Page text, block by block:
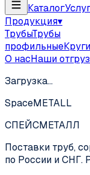
Каталог
Продукция▾
ТрубыТрубы
профильныеКруги
О насНаши
Загрузка…
SpaceMETALL
СПЕЙСМЕТАЛЛ
Поставки труб,
по России и СНГ.